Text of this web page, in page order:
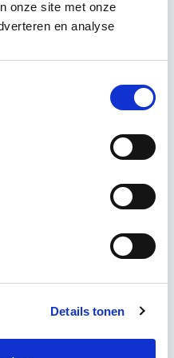
onze site met onze
en analyse
Details tonen
Letterlijk, want in
dat de